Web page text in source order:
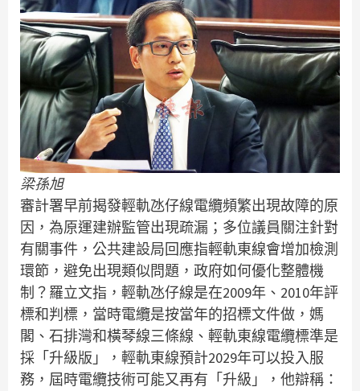
梁孫旭
審計署早前揭發輕軌氹仔線電纜頻繁出現故障的原
因，為原運建辦監管出現疏漏；多位議員關注針對
有關事件，公共建設局回應指輕軌東線會增加檢測
環節，避免出現類似問題，政府如何優化整體機
制？羅立文指，輕軌氹仔線是在2009年、2010年評
標和判標，當時電纜是按當年的招標文件做，媽
閣、石排灣和橫琴線三條線、輕軌東線電纜標準是
採「升級版」，輕軌東線預計2029年可以投入服
務，屆時電纜技術可能又再有「升級」，他辯稱：